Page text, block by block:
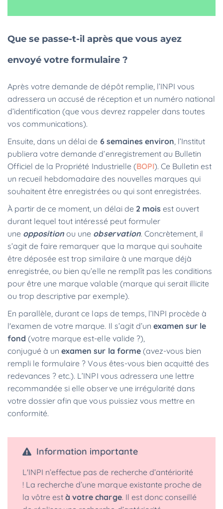
Que se passe-t-il après que vous ayez
envoyé votre formulaire ?
Après votre demande de dépôt remplie, l’INPI vous
adressera un accusé de réception et un numéro national
d’identification (que vous devrez rappeler dans toutes
vos communications).
Ensuite, dans un délai de 6 semaines environ, l’Institut
publiera votre demande d’enregistrement au Bulletin
Officiel de la Propriété Industrielle (BOPI). Ce Bulletin est
un recueil hebdomadaire des nouvelles marques qui
souhaitent être enregistrées ou qui sont enregistrées.
À partir de ce moment, un délai de 2 mois est ouvert
durant lequel tout intéressé peut formuler
une opposition ou une observation. Concrètement, il
s’agit de faire remarquer que la marque qui souhaite
être déposée est trop similaire à une marque déjà
enregistrée, ou bien qu’elle ne remplît pas les conditions
pour être une marque valable (marque qui serait illicite
ou trop descriptive par exemple).
En parallèle, durant ce laps de temps, l’INPI procède à
l'examen de votre marque. Il s’agit d’un examen sur le
fond (votre marque est-elle valide ?),
conjugué à unexamen sur la forme(avez-vous bien
rempli le formulaire ? Vous êtes-vous bien acquitté des
redevances ? etc.). L’INPI vous adressera une lettre
recommandée si elle observe une irrégularité dans
votre dossier afin que vous puissiez vous mettre en
conformité.
Information importante
L'INPI n’effectue pas de recherche d’antériorité
! La recherche d’une marque existante proche de
la vôtre està votre charge. Il est donc conseillé